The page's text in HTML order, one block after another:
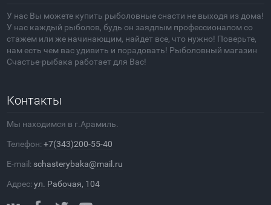
У нас Вы можете купить рыболовные снасти не выходя из дома!
У нас каждый рыболов, будь он заядлым профессионалом со
стажем или же начинающим, найдет все, что нужно! Поверьте,
нам есть чем вас удивить и порадовать! Рыболовный магазин
Счастье-рыбака работает для Вас!
Контакты
Мы находимся в г.Арамиль.
Телефон:+7(343)200-55-40
E-mail: schasterybaka@mail.ru
Адрес:ул. Рабочая, 104